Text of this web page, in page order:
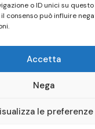
o ID unici su questo
consenso può influire
Accetta
Nega
le preferenze
BY SIMONE ROMPIETTI
relative